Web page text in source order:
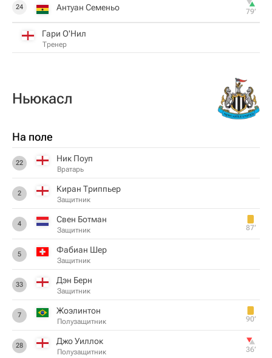
24 Антуан Семеньо 79‎’‎
Гари О'Нил
Тренер
Ньюкасл
На поле
22 Ник Поуп
Вратарь
2 Киран Триппьер
Защитник
4 Свен Ботман
Защитник 87‎’‎
5 Фабиан Шер
Защитник
33 Дэн Берн
Защитник
7 Жоэлинтон
Полузащитник 90‎’‎
28 Джо Уиллок
Полузащитник 36‎’‎